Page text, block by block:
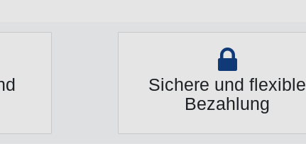
Sichere und flexible
Bezahlung